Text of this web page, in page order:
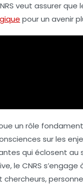
veut assurer
pour un avenir
un rôle
sur les
qui éclosent
le CNRS